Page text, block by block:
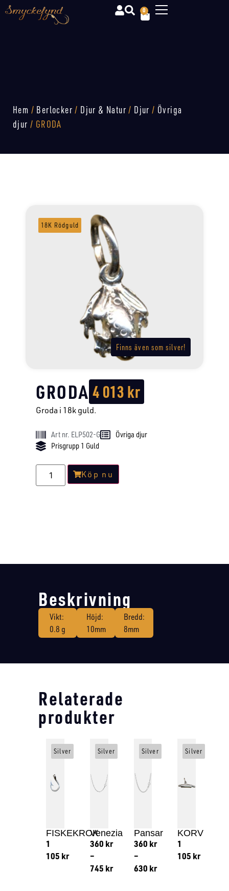
0
Hem / Berlocker / Djur & Natur / Djur / Övriga
djur / GRODA
Finns även som silver!
18K Rödguld
GRODA 4 013kr
Groda i 18k guld.
Art nr. ELP502-G
Övriga djur
Prisgrupp 1 Guld
Köp nu
Beskrivning
Vikt:
0.8 g
Höjd:
10mm
Bredd:
8mm
Relaterade
produkter
FISKEKROK
1
105 kr
Silver
Venezia
360 kr
–
745 kr
Silver
Pansar
360 kr
–
630 kr
Silver
KORV
1
105 kr
Silver